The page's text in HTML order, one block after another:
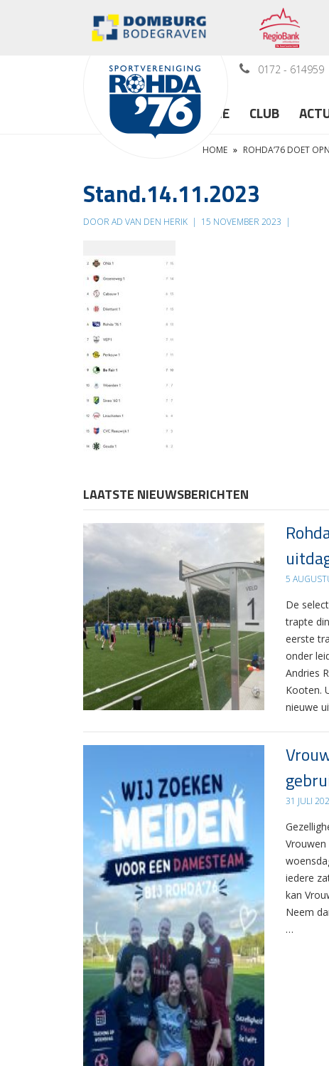
0172 - 614959
HOME CLUB
HOME » ROHDA’76 DOET
Stand.14.11.2023
DOOR AD VAN DEN HERIK | 15 NOVEMBER 2023 |
LAATSTE NIEUWSBERICHTEN
5
De
trapte
eerste
onder
Andries
Kooten.
nieuwe
31 JULI
Vrouwen
iedere
kan
Neem
…